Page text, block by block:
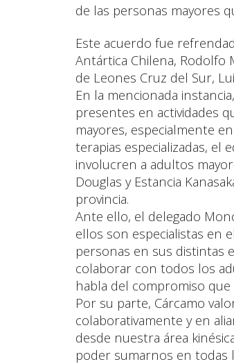
de las personas mayores
Este acuerdo fue
Antártica Chilena, Rodolfo
de Leones Cruz del Sur,
En la mencionada
presentes en actividades
mayores, especialmente
terapias especializadas, el
involucren a adultos
Douglas y Estancia
provincia.
Ante ello, el delegado
ellos son especialistas en
personas en sus distintas
colaborar con todos los
habla del compromiso
Por su parte, Cárcamo
colaborativamente y en
desde nuestra área
poder sumarnos en todas